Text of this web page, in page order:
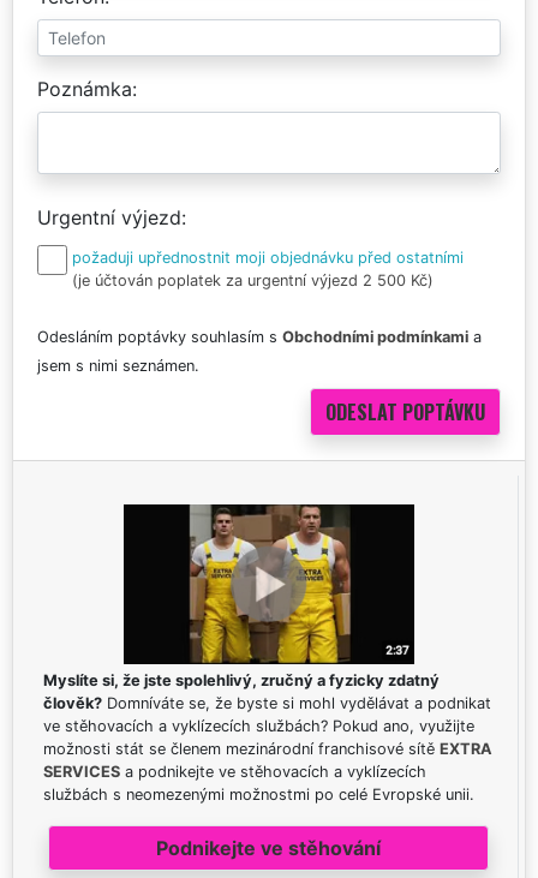
Poznámka
Urgentní výjezd
požaduji upřednostnit moji objednávku před ostatními
(je účtován poplatek za urgentní výjezd 2 500 Kč)
Odesláním poptávky souhlasím s Obchodními podmínkami a
jsem s nimi seznámen.
Myslíte si, že jste spolehlivý, zručný a fyzicky zdatný
člověk? Domníváte se, že byste si mohl vydělávat a podnikat
ve stěhovacích a vyklízecích službách? Pokud ano, využijte
možnosti stát se členem mezinárodní franchisové sítě EXTRA
SERVICES a podnikejte ve stěhovacích a vyklízecích
službách s neomezenými možnostmi po celé Evropské unii.
Podnikejte ve stěhování